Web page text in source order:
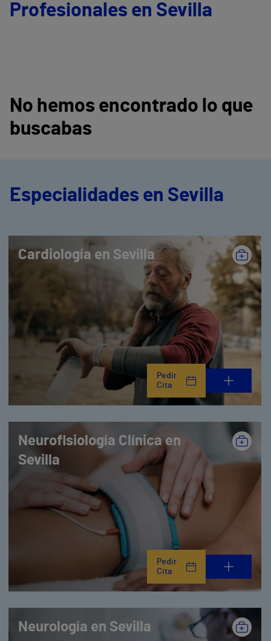
Profesionales en Sevilla
No hemos encontrado lo que
buscabas
Especialidades en Sevilla
Cardiología en Sevilla
Pedir
Cita
Neurofisiología Clínica en
Sevilla
Pedir
Cita
Neurología en Sevilla